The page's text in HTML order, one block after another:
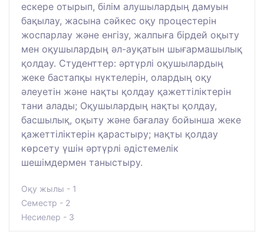
ескере отырып, білім алушылардың дамуын
бақылау, жасына сәйкес оқу процестерін
жоспарлау және енгізу, жалпыға бірдей оқыту
мен оқушылардың әл-ауқатын шығармашылық
қолдау. Студенттер: әртүрлі оқушылардың
жеке бастапқы нүктелерін, олардың оқу
әлеуетін және нақты қолдау қажеттіліктерін
тани алады; Оқушылардың нақты қолдау,
басшылық, оқыту және бағалау бойынша жеке
қажеттіліктерін қарастыру; нақты қолдау
көрсету үшін әртүрлі әдістемелік
шешімдермен таныстыру.
Оқу жылы - 1
Семестр - 2
Несиелер - 3